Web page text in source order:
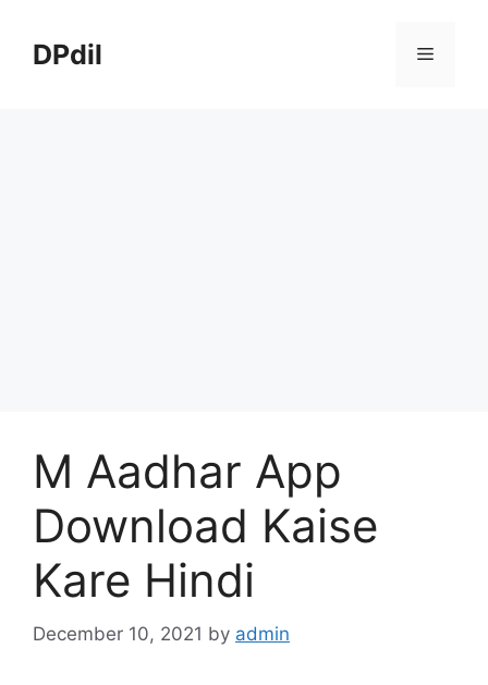
contentDPdil Menu
M Aadhar App
Download Kaise
Kare Hindi
December 10, 2021 by admin